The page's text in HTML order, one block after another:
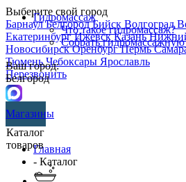
Выберите свой город
БарнаулБелгородБийск Волгоград
ЕкатеринбургИжевскКазань
НовосибирскОренбургПермь
ТюменьЧебоксары Ярославль
Перезвонить
Гидромассаж
Что такое гидромассаж?
Собрать
Ваш город:
Белгород
Магазины
Каталог
товаровГлавная
- Каталог